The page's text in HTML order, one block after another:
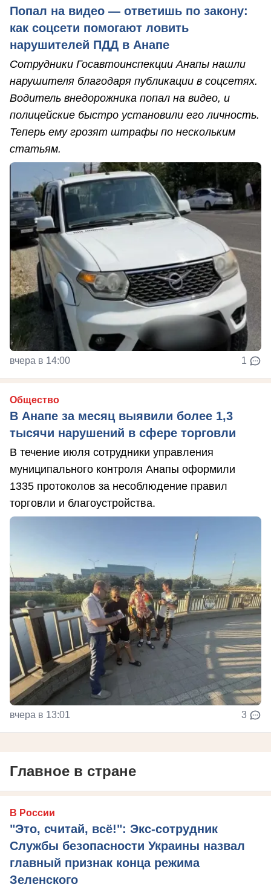
Попал на видео — ответишь по закону:
как соцсети помогают ловить
нарушителей ПДД в Анапе
Сотрудники Госавтоинспекции Анапы нашли
нарушителя благодаря публикации в соцсетях.
Водитель внедорожника попал на видео, и
полицейские быстро установили его личность.
Теперь ему грозят штрафы по нескольким
статьям.
вчера в 14:00 1
Общество
В Анапе за месяц выявили более 1,3
тысячи нарушений в сфере торговли
В течение июля сотрудники управления
муниципального контроля Анапы оформили
1335 протоколов за несоблюдение правил
торговли и благоустройства.
вчера в 13:01 3
Главное в стране
В России
"Это, считай, всё!": Экс-сотрудник
Службы безопасности Украины назвал
главный признак конца режима
Зеленского